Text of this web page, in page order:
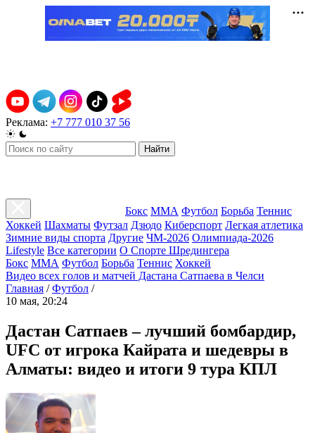
Реклама: +7 777 010 37 56
Найти
Бокс ММА Футбол Борьба Теннис
Хоккей Шахматы Футзал Дзюдо Киберспорт Легкая атлетика
Зимние виды спорта Другие ЧМ-2026 Олимпиада-2026
Lifestyle Все категории О Спорте Шредингера
Бокс ММА Футбол Борьба Теннис Хоккей
Видео всех голов и матчей Дастана Сатпаева в Челси
Главная / Футбол /
10 мая, 20:24
Дастан Сатпаев – лучший бомбардир,
UFC от игрока Кайрата и шедевры в
Алматы: видео и итоги 9 тура КПЛ